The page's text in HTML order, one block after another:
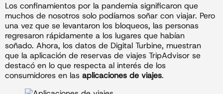
Los confinamientos por la pandemia significaron que
muchos de nosotros solo podíamos soñar con viajar. Pero
una vez que se levantaron los bloqueos, las personas
regresaron rápidamente a los lugares que habían
soñado. Ahora, los datos de Digital Turbine, muestran
que la aplicación de reservas de viajes TripAdvisor se
destacó en lo que respecta al interés de los
consumidores en las aplicaciones de viajes.